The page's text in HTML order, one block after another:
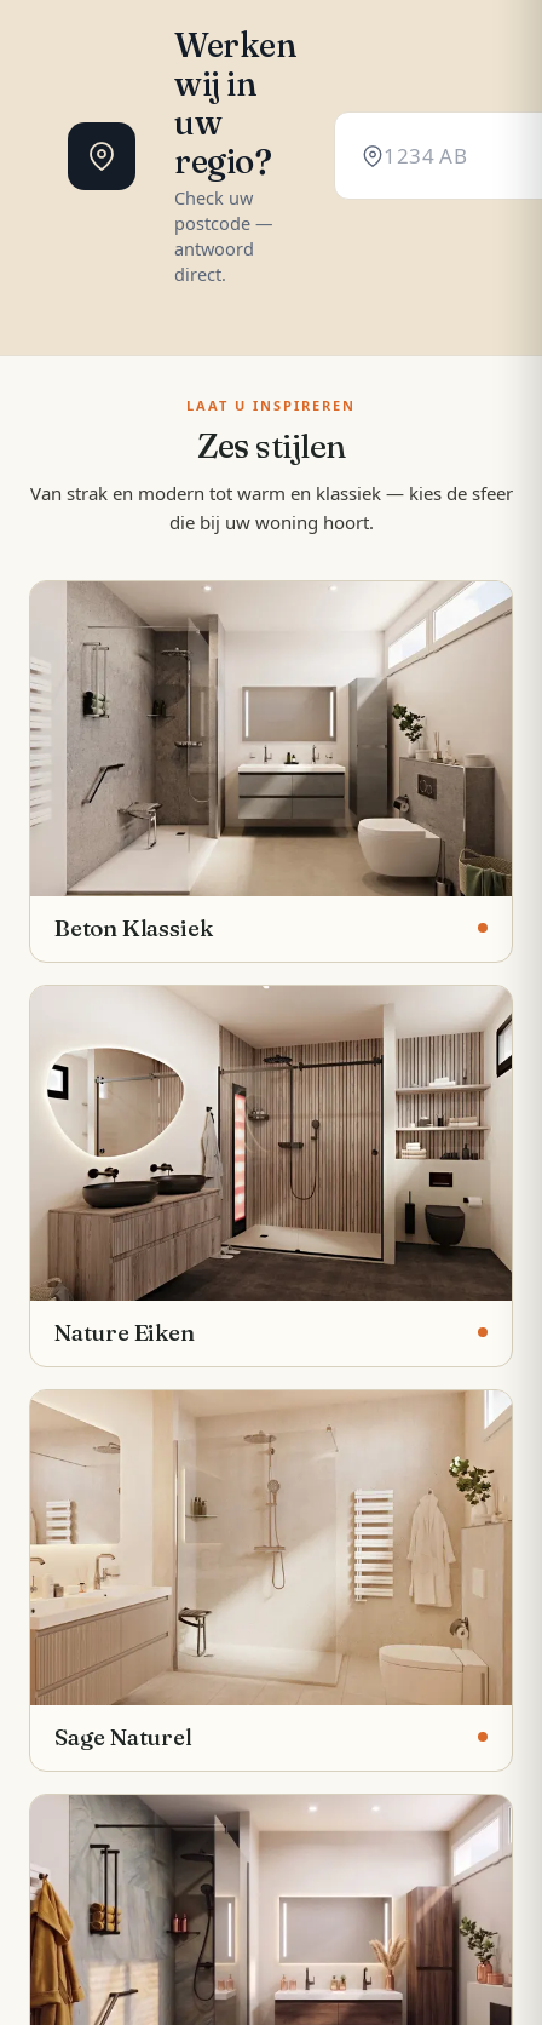
Werken
wij in
uw
regio?
Check uw
postcode —
antwoord
direct.
LAAT U INSPIREREN
Zes stijlen
Van strak en modern tot warm en klassiek — kies de sfeer
die bij uw woning hoort.
Beton Klassiek
Nature Eiken
Sage Naturel